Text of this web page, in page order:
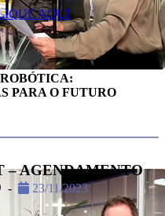
AQUI
PARA O FUTURO
– AGENDAMENTO
- 23/11/2023